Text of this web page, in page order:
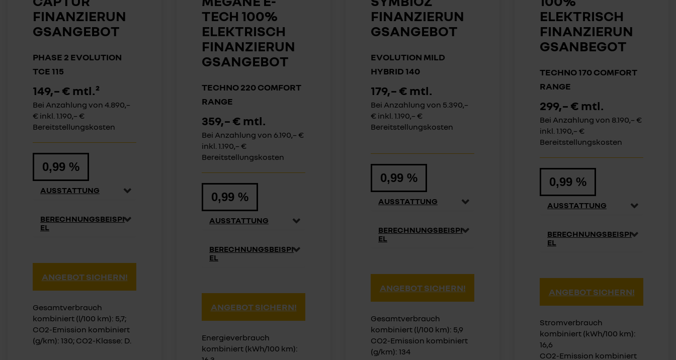
FINANZIERUN
GSANGEBOT
PHASE 2 EVOLUTION
TCE 115
149,– € mtl.²
Bei Anzahlung von 4.890,–
€ inkl. 1.190,– €
Bereitstellungskosten
0,99 %
AUSSTATTUNG
BERECHNUNGSBEISPI
EL
ANGEBOT SICHERN!
Gesamtverbrauch
kombiniert (l/100 km): 5,7;
CO2-Emission kombiniert
(g/km): 130; CO2-Klasse: D.
TECH 100%
ELEKTRISCH
FINANZIERUN
GSANGEBOT
TECHNO 220 COMFORT
RANGE
359,– € mtl.
Bei Anzahlung von 6.190,– €
inkl. 1.190,– €
Bereitstellungskosten
0,99 %
AUSSTATTUNG
BERECHNUNGSBEISPI
EL
ANGEBOT SICHERN!
Energieverbrauch
kombiniert (kWh/100 km):
FINANZIERUN
GSANGEBOT
EVOLUTION MILD
HYBRID 140
179,– € mtl.
Bei Anzahlung von 5.390,–
€ inkl. 1.190,– €
Bereitstellungskosten
0,99 %
AUSSTATTUNG
BERECHNUNGSBEISPI
EL
ANGEBOT SICHERN!
Gesamtverbrauch
kombiniert (l/100 km): 5,9
CO2-Emission kombiniert
(g/km): 134
ELEKTRISCH
FINANZIERUN
GSANBEGOT
TECHNO 170 COMFORT
RANGE
299,– € mtl.
Bei Anzahlung von 8.190,– €
inkl. 1.190,– €
Bereitstellungskosten
0,99 %
AUSSTATTUNG
BERECHNUNGSBEISPI
EL
ANGEBOT SICHERN!
Stromverbrauch
kombiniert (kWh/100 km):
16,6
CO2-Emission kombiniert